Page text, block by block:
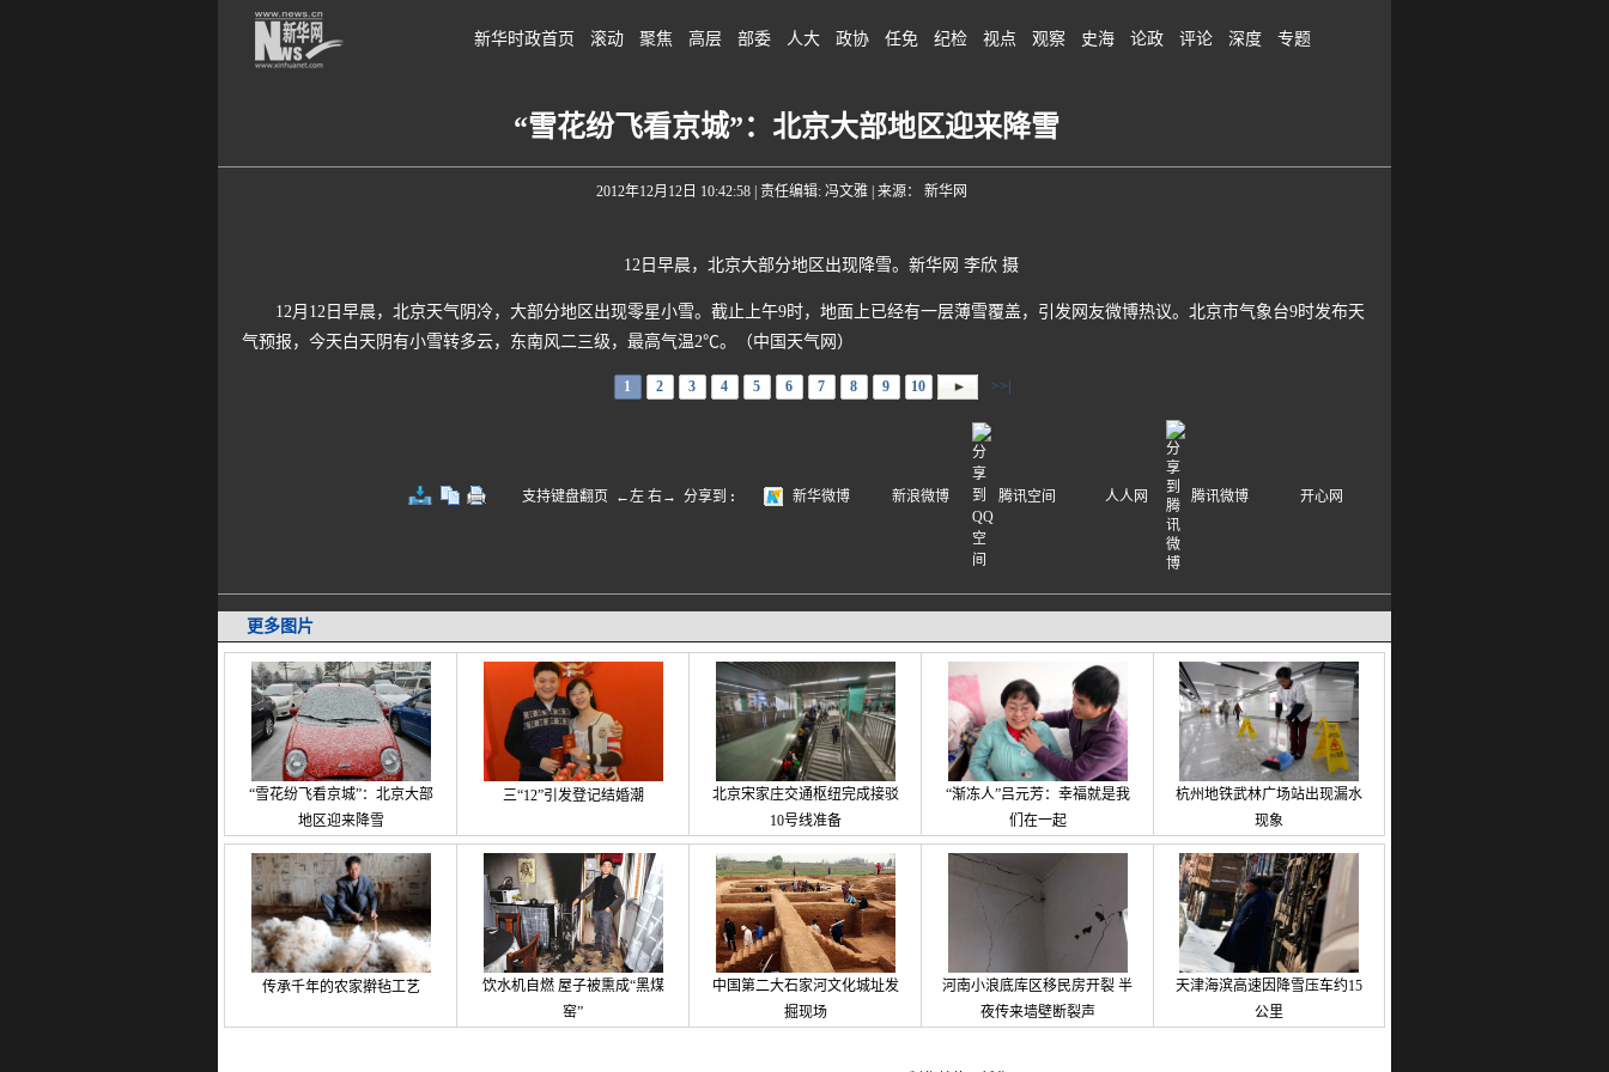
新华时政首页 滚动 聚焦 高层 部委 人大 政协 任免 纪检 视点 观察 史海 论政 评论 深度 专题
“雪花纷飞看京城”：北京大部地区迎来降雪
2012年12月12日 10:42:58| 责任编辑: 冯文雅 | 来源： 新华网
12日早晨，北京大部分地区出现降雪。新华网 李欣 摄
12月12日早晨，北京天气阴冷，大部分地区出现零星小雪。截止上午9时，地面上已经有一层薄雪覆盖，引发网友微博热议。北京市气象台9时发布天
气预报，今天白天阴有小雪转多云，东南风二三级，最高气温2℃。（中国天气网）
1 2 3 4 5 6 7 8 9 10 >>|
支持键盘翻页 ←左 右→ 分享到 : 新华微博 新浪微博 腾讯空间 人人网 腾讯微博 开心网
更多图片
“雪花纷飞看京城”：北京大部
地区迎来降雪
三“12”引发登记结婚潮
北京宋家庄交通枢纽完成接驳
10号线准备
“渐冻人”吕元芳：幸福就是我
们在一起
杭州地铁武林广场站出现漏水
现象
传承千年的农家擀毡工艺
饮水机自燃 屋子被熏成“黑煤
窑”
中国第二大石家河文化城址发
掘现场
河南小浪底库区移民房开裂 半
夜传来墙壁断裂声
天津海滨高速因降雪压车约15
公里